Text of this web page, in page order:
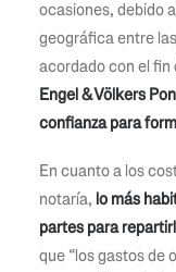
ocasiones, debido
geográfica entre
acordado con el fin
Engel & Völkers
confianza para
En cuanto a los
notaría, lo más
partes para
que “los gastos de